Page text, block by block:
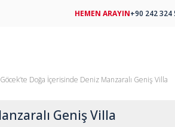
Doğa İçerisinde Deniz Manzaralı Geniş Villa
Geniş Villa
HEMEN ARAYIN+90 242 324